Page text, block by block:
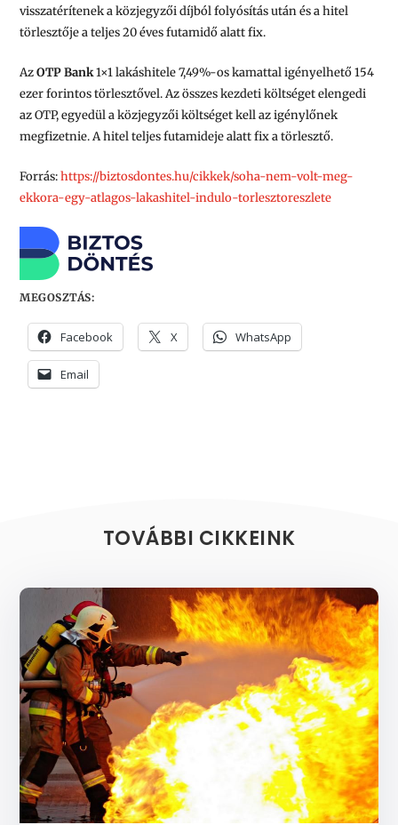
visszatérítenek a közjegyzői díjból folyósítás után és a hitel
törlesztője a teljes 20 éves futamidő alatt fix.
AzOTP Bank1×1 lakáshitele 7,49%-os kamattal igényelhető 154
ezer forintos törlesztővel. Az összes kezdeti költséget elengedi
az OTP, egyedül a közjegyzői költséget kell az igénylőnek
megfizetnie. A hitel teljes futamideje alatt fix a törlesztő.
Forrás:https://biztosdontes.hu/cikkek/soha-nem-volt-meg-
ekkora-egy-atlagos-lakashitel-indulo-torlesztoreszlete
MEGOSZTÁS:
Facebook X WhatsApp
Email
TOVÁBBI CIKKEINK